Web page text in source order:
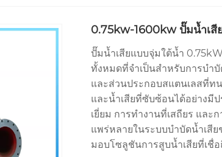
0.75kw-1600kw ปั๊มน้ำเสี
ปั๊มน้ำเสียแบบจุ่มใต้น้ำ
ทั้งหมดที่จำเป็นสำหรับการบำ
และส่วนประกอบสแตนเลสที่ท
และน้ำเสียที่ซับซ้อนได้อย่างมี
เยี่ยม การทำงานที่เสถียร แล
แพร่หลายในระบบบำบัดน้ำเสี
มอบโซลูชันการสูบน้ำเสียที่เชื่